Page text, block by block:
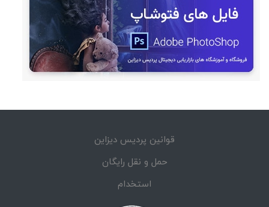
قوانین پردیس دیزاین
حمل و نقل رایگان
استخدام